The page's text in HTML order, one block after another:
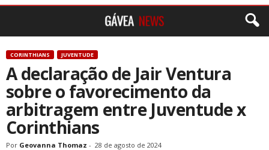
CORINTHIANS JUVENTUDE
A declaração de Jair Ventura
sobre o favorecimento da
arbitragem entre Juventude x
Corinthians
Por Geovanna Thomaz - 28 de agosto de 2024